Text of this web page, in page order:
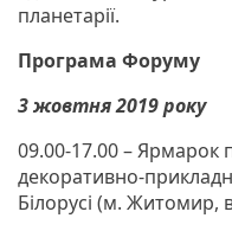
планетарії.
Програма Форуму
3 жовтня 2019 року
09.00-17.00 – Ярмарок
декоративно-
Білорусі (м. Житомир,